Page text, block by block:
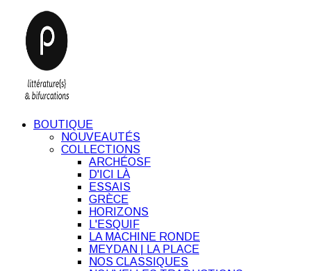
BOUTIQUE
NOUVEAUTÉS
COLLECTIONS
ARCHÉOSF
D'ICI LÀ
ESSAIS
GRÈCE
HORIZONS
L'ESQUIF
LA MACHINE RONDE
MEYDAN | LA PLACE
NOS CLASSIQUES